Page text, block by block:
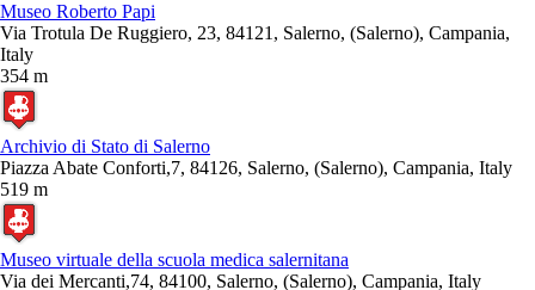
Museo Roberto Papi
Via Trotula De Ruggiero, 23, 84121, Salerno, (Salerno), Campania,
Italy
354 m
Archivio di Stato di Salerno
Piazza Abate Conforti,7, 84126, Salerno, (Salerno), Campania, Italy
519 m
Museo virtuale della scuola medica salernitana
Via dei Mercanti,74, 84100, Salerno, (Salerno), Campania, Italy